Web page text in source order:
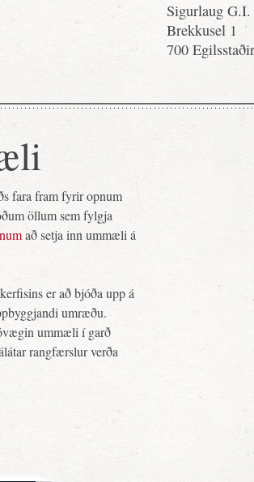
Sigurlaug
Brekkusel 1
700 Egilsstaðir
fara fram fyrir opnum
öllum sem fylgja
að setja inn ummæli á
er að bjóða upp á
umræðu.
ummæli í garð
rangfærslur verða